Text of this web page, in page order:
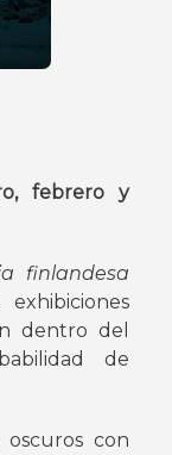
febrero y
finlandesa
dentro del
de
con